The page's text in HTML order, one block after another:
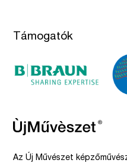
Támogatók
Az Új Művészet